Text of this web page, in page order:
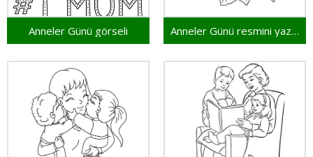
Anneler Günü görseli Anneler Günü resmini yazdır